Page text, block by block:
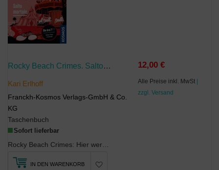
Rocky Beach Crimes. Salto Mortale
Kari Erlhoff
Franckh-Kosmos Verlags-GmbH & Co.
KG
Taschenbuch
Sofort lieferbar
12,00 €
Alle Preise inkl. MwSt |
zzgl. Versand
IN DEN WARENKORB